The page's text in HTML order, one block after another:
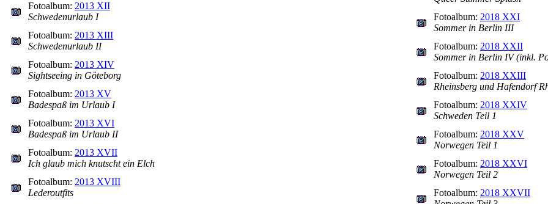
Fotoalbum: 2013 XII
Schwedenurlaub I
Fotoalbum: 2013 XIII
Schwedenurlaub II
Fotoalbum: 2013 XIV
Sightseeing in Göteborg
Fotoalbum: 2013 XV
Badespaß im Urlaub I
Fotoalbum: 2013 XVI
Badespaß im Urlaub II
Fotoalbum: 2013 XVII
Ich glaub mich knutscht ein Elch
Fotoalbum: 2013 XVIII
Lederoutfits
Fotoalbum: 2018 XXI
Sommer in Berlin III
Fotoalbum: 2018 XXII
Sommer in Berlin IV (inkl.
Fotoalbum: 2018 XXIII
Rheinsberg und Hafendorf
Fotoalbum: 2018 XXIV
Schweden Teil 1
Fotoalbum: 2018 XXV
Norwegen Teil 1
Fotoalbum: 2018 XXVI
Norwegen Teil 2
Fotoalbum: 2018 XXVII